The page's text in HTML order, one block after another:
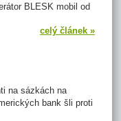
BLESK mobil od
celý článek »
na sázkách na
bank šli proti